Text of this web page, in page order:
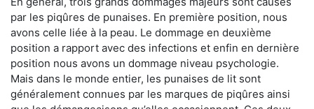
par les piqûres de punaises. En première position, nous
avons celle liée à la peau. Le dommage en deuxième
position a rapport avec des infections et enfin en dernière
position nous avons un dommage niveau psychologie.
Mais dans le monde entier, les punaises de lit sont
généralement connues par les marques de piqûres ainsi